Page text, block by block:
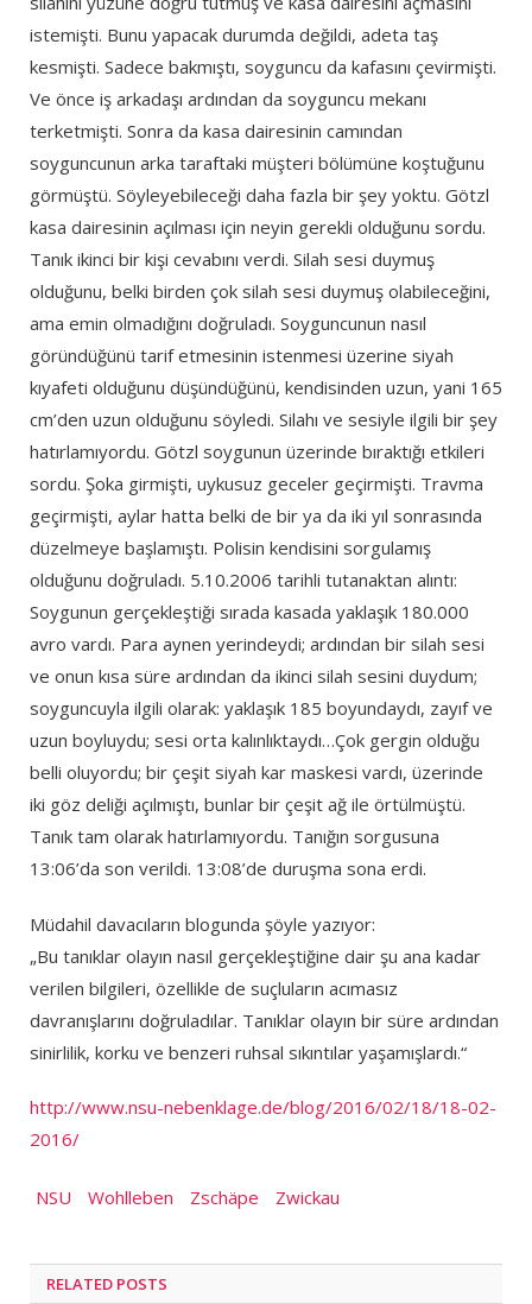
istemişti. Bunu yapacak durumda değildi, adeta taş
kesmişti. Sadece bakmıştı, soyguncu da kafasını çevirmişti.
Ve önce iş arkadaşı ardından da soyguncu mekanı
terketmişti. Sonra da kasa dairesinin camından
soyguncunun arka taraftaki müşteri bölümüne koştuğunu
görmüştü. Söyleyebileceği daha fazla bir şey yoktu. Götzl
kasa dairesinin açılması için neyin gerekli olduğunu sordu.
Tanık ikinci bir kişi cevabını verdi. Silah sesi duymuş
olduğunu, belki birden çok silah sesi duymuş olabileceğini,
ama emin olmadığını doğruladı. Soyguncunun nasıl
göründüğünü tarif etmesinin istenmesi üzerine siyah
kıyafeti olduğunu düşündüğünü, kendisinden uzun, yani 165
cm’den uzun olduğunu söyledi. Silahı ve sesiyle ilgili bir şey
hatırlamıyordu. Götzl soygunun üzerinde bıraktığı etkileri
sordu. Şoka girmişti, uykusuz geceler geçirmişti. Travma
geçirmişti, aylar hatta belki de bir ya da iki yıl sonrasında
düzelmeye başlamıştı. Polisin kendisini sorgulamış
olduğunu doğruladı. 5.10.2006 tarihli tutanaktan alıntı:
Soygunun gerçekleştiği sırada kasada yaklaşık 180.000
avro vardı. Para aynen yerindeydi; ardından bir silah sesi
ve onun kısa süre ardından da ikinci silah sesini duydum;
soyguncuyla ilgili olarak: yaklaşık 185 boyundaydı, zayıf ve
uzun boyluydu; sesi orta kalınlıktaydı…Çok gergin olduğu
belli oluyordu; bir çeşit siyah kar maskesi vardı, üzerinde
iki göz deliği açılmıştı, bunlar bir çeşit ağ ile örtülmüştü.
Tanık tam olarak hatırlamıyordu. Tanığın sorgusuna
13:06’da son verildi. 13:08’de duruşma sona erdi.
Müdahil davacıların blogunda şöyle yazıyor:
„Bu tanıklar olayın nasıl gerçekleştiğine dair şu ana kadar
verilen bilgileri, özellikle de suçluların acımasız
davranışlarını doğruladılar. Tanıklar olayın bir süre ardından
sinirlilik, korku ve benzeri ruhsal sıkıntılar yaşamışlardı.“
http://www.nsu-nebenklage.de/blog/2016/02/18/18-02-
2016/
NSU Wohlleben Zschäpe Zwickau
RELATED POSTS